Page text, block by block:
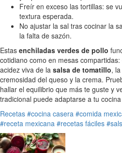
Freír en exceso las tortillas: se
textura esperada.
No ajustar la sal tras cocinar la
la falta de sazón.
Estas enchiladas verdes de pollo
cotidiano como en mesas
acidez viva de la salsa de tomatillo,
cremosidad del queso y la crema.
hallar el equilibrio que más te guste y
tradicional puede adaptarse a tu
Recetas #cocina casera #comida
#receta mexicana #recetas fáciles